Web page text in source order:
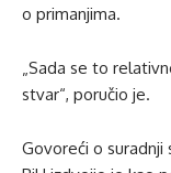
o primanjima.
„Sada se to
stvar“, poručio je.
Govoreći o suradnji